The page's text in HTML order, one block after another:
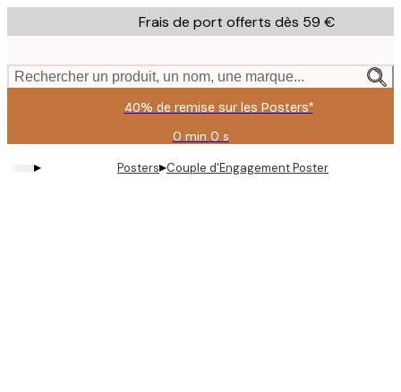
to
content.
Frais de port offerts dès 59 €
Rechercher un produit, un nom, une marque...
40% de remise sur les Posters*
0 min 0 s
Valable
jusqu'au
:
▸ Posters▸Couple d'Engagement Poster